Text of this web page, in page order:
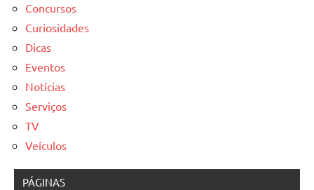
Concursos
Curiosidades
Dicas
Eventos
Notícias
Serviços
TV
Veículos
PÁGINAS